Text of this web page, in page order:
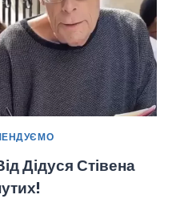
Дідуся Стівена